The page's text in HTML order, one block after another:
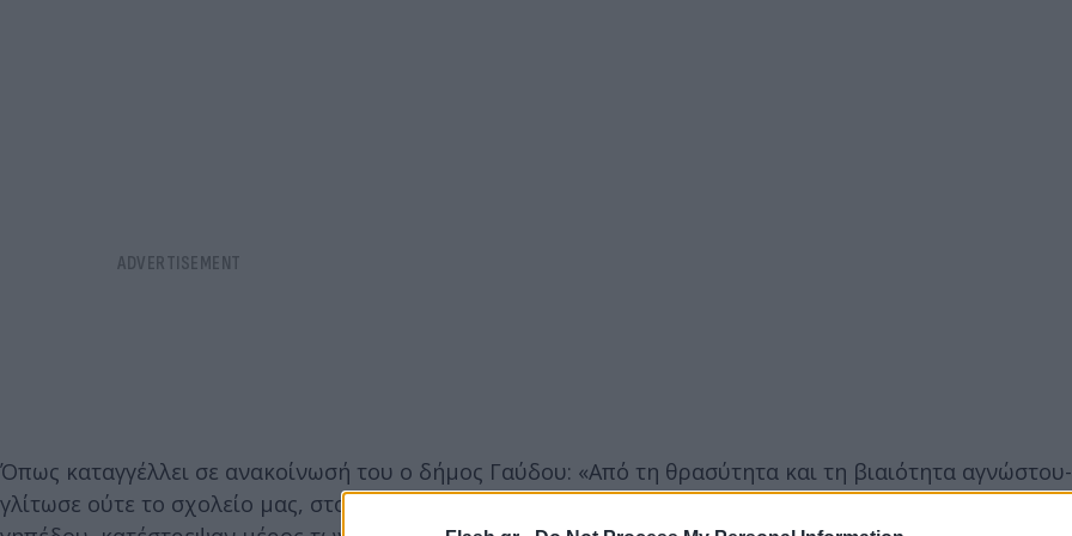
Όπως καταγγέλλει σε ανακοίνωσή του ο δήμος Γαύδου: «Από τη θρασύτητα και τη βιαιότητα
γλίτωσε ούτε το σχολείο μας, στο οποίο προκάλεσε-αν σημαντικές φθορές (έσπασαν τα φώτα, έκοψαν